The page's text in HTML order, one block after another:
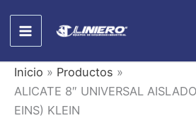
contenido
Inicio
Productos
ALICATE 8″ UNIVERSAL
EINS) KLEIN